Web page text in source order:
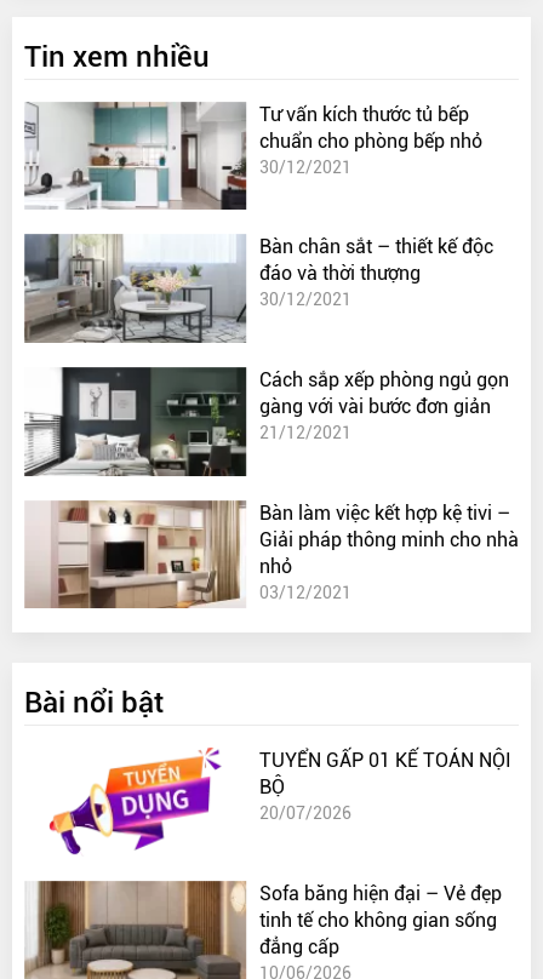
Tin xem nhiều
Tư vấn kích thước tủ bếp
chuẩn cho phòng bếp nhỏ
30/12/2021
Bàn chân sắt – thiết kế độc
đáo và thời thượng
30/12/2021
Cách sắp xếp phòng ngủ gọn
gàng với vài bước đơn giản
21/12/2021
Bàn làm việc kết hợp kệ tivi –
Giải pháp thông minh cho nhà
nhỏ
03/12/2021
Bài nổi bật
TUYỂN GẤP 01 KẾ TOÁN NỘI
BỘ
20/07/2026
Sofa băng hiện đại – Vẻ đẹp
tinh tế cho không gian sống
đẳng cấp
10/06/2026